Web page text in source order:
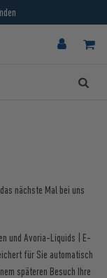
nächste Mal bei uns
und Avoria-Liquids | E-
für Sie automatisch
späteren Besuch Ihre